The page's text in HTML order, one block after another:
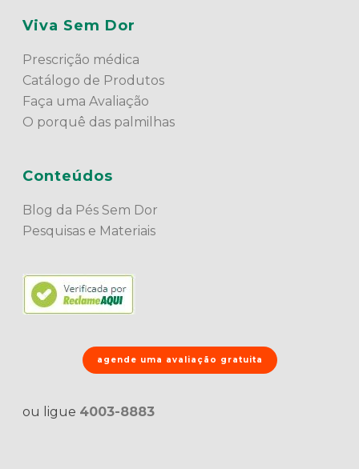
Viva Sem Dor
Prescrição médica
Catálogo de Produtos
Faça uma Avaliação
O porquê das palmilhas
Conteúdos
Blog da Pés Sem Dor
Pesquisas e Materiais
agende uma avaliação gratuita
ou ligue 4003-8883